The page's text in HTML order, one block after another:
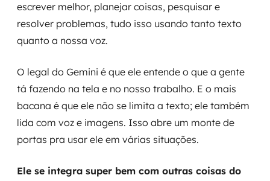
escrever melhor, planejar coisas, pesquisar e
resolver problemas, tudo isso usando tanto texto
quanto a nossa voz.
O legal do Gemini é que ele entende o que a gente
tá fazendo na tela e no nosso trabalho. E o mais
bacana é que ele não se limita a texto; ele também
lida com voz e imagens. Isso abre um monte de
portas pra usar ele em várias situações.
Ele se integra super bem com outras coisas do